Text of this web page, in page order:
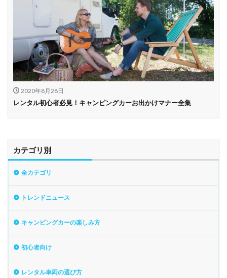
2020年8月28日
レンタル初心者必見！キャンピングカーお出かけマナー全集
カテゴリ別
全カテゴリ
トレンドニュース
キャンピングカーの楽しみ方
初心者向け
レンタル車両の選び方